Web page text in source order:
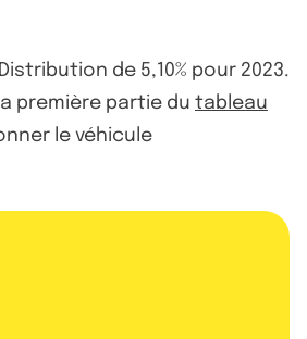
de 5,10% pour 2023.
première partie du tableau
le véhicule